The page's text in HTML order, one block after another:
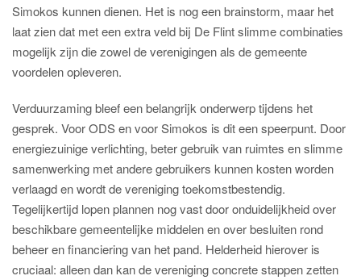
Simokos kunnen dienen. Het is nog een brainstorm, maar het
laat zien dat met een extra veld bij De Flint slimme combinaties
mogelijk zijn die zowel de verenigingen als de gemeente
voordelen opleveren.
Verduurzaming bleef een belangrijk onderwerp tijdens het
gesprek. Voor ODS en voor Simokos is dit een speerpunt. Door
energiezuinige verlichting, beter gebruik van ruimtes en slimme
samenwerking met andere gebruikers kunnen kosten worden
verlaagd en wordt de vereniging toekomstbestendig.
Tegelijkertijd lopen plannen nog vast door onduidelijkheid over
beschikbare gemeentelijke middelen en over besluiten rond
beheer en financiering van het pand. Helderheid hierover is
cruciaal: alleen dan kan de vereniging concrete stappen zetten